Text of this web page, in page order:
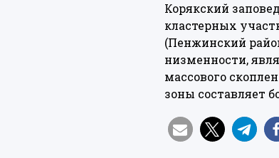
Корякский
кластерных
(Пенжинский
низменности,
массового
зоны составляет